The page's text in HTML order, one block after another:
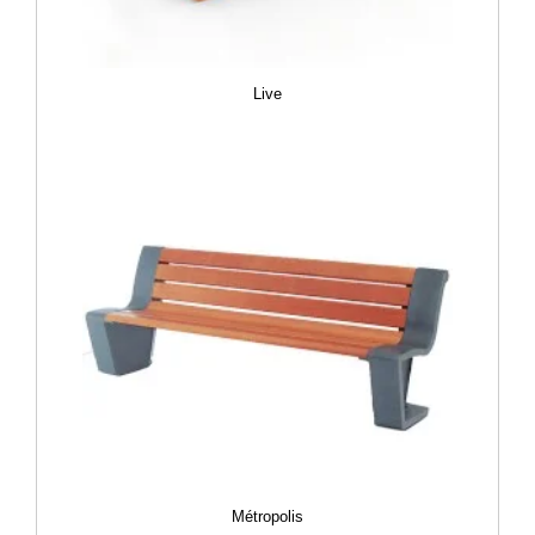
Live
Métropolis